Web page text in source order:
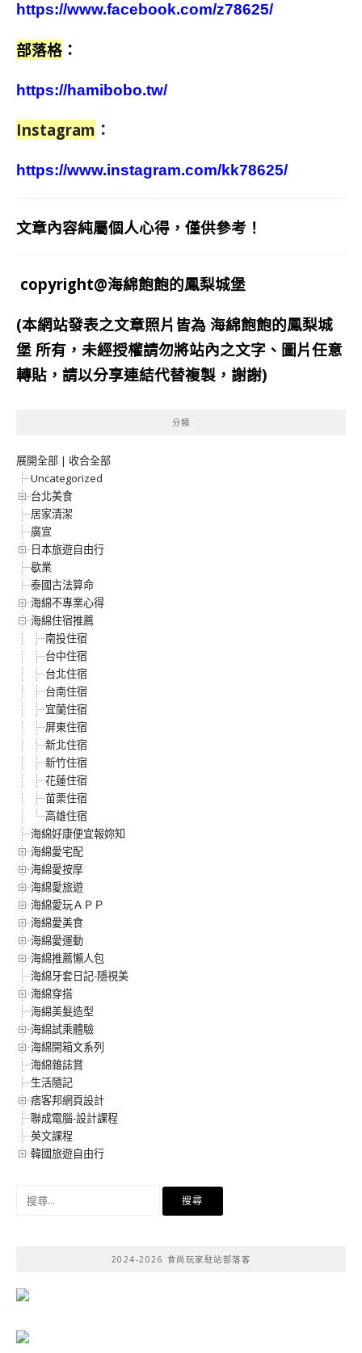
https://www.facebook.com/z78625/
部落格 ：
https://hamibobo.tw/
Instagram ：
https://www.instagram.com/kk78625/
文章內容純屬個人心得，僅供參考！
copyright@海綿飽飽的鳳梨城堡
(本網站發表之文章照片皆為 海綿飽飽的鳳梨城
堡 所有，未經授權請勿將站內之文字、圖片任意
轉貼，請以分享連結代替複製，謝謝)
分類
展開全部 | 收合全部
Uncategorized
台北美食
居家清潔
廣宣
日本旅遊自由行
歇業
泰國古法算命
海綿不專業心得
海綿住宿推薦
南投住宿
台中住宿
台北住宿
台南住宿
宜蘭住宿
屏東住宿
新北住宿
新竹住宿
花蓮住宿
苗栗住宿
高雄住宿
海綿好康便宜報妳知
海綿愛宅配
海綿愛按摩
海綿愛旅遊
海綿愛玩ＡＰＰ
海綿愛美食
海綿愛運動
海綿推薦懶人包
海綿牙套日記-隱視美
海綿穿搭
海綿美髮造型
海綿試乘體驗
海綿開箱文系列
海綿雜誌賞
生活隨記
痞客邦網頁設計
聯成電腦-設計課程
英文課程
韓國旅遊自由行
2024-2026 食尚玩家駐站部落客